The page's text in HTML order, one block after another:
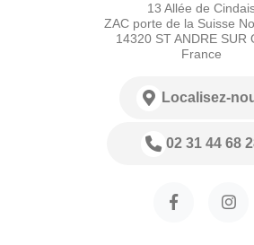
13 Allée de
ZAC porte de la Suisse
14320 ST ANDRE SUR
France
Localisez-
02 31 44 68